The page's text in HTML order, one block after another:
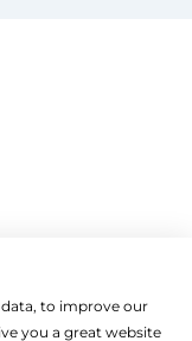
to improve our
you a great website